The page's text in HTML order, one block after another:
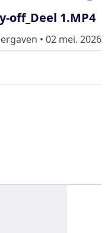
off_Deel 1.MP4
• 02 mei. 2026